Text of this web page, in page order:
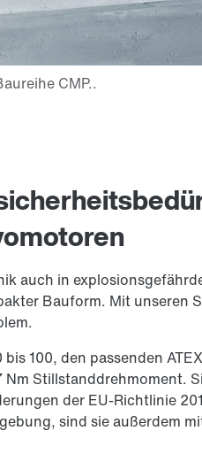
auch in
Bauform. Mit unseren
100, den passenden
Stillstanddrehmoment.
der EU-Richtlinie
sind sie außerdem